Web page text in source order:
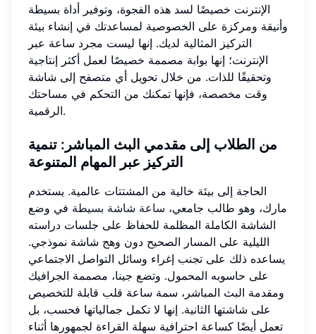
الإنترنت خصيصًا لسد هذه الفجوة، وتوفير أداة بسيطة
وأنيقة ومركزة على الخصوصية لمساعدتك في إنشاء بيئة
التركيز المثالية لديك. إنها ليست مجرد ساعة عبر
الإنترنت؛ إنها بوابة مصممة خصيصًا لعمل أكثر إنتاجية
وتحقيقًا للذات. من خلال تحويل أي متصفح إلى شاشة
وقت مخصصة، فإنها تمكنك من التحكم في مساحتك
الرقمية.
من الطلاب إلى مقدمي البث المباشر : تنمية
التركيز عبر المهام المتنوعة
الحاجة إلى بيئة خالية من المشتتات عالمية. يستخدم
مارك، وهو طالب جامعي، ساعة شاشة بسيطة في وضع
الشاشة الكاملة المظلمة للحفاظ على جلسات دراسته
الليلية على المسار الصحيح دون وهج شاشة نموذجي.
يساعده ذلك على تجنب إغراء وسائل التواصل الاجتماعي
على حاسوبه المحمول. وتضع جينا، مصممة الجرافيك
ومقدمة البث المباشر، سمة ساعة قلب قابلة للتخصيص
على شاشتها الثانية. إنها لا تكمل جمالياتها فحسب، بل
تعمل أيضًا كساعة احترافية سهلة القراءة لجمهورها أثناء